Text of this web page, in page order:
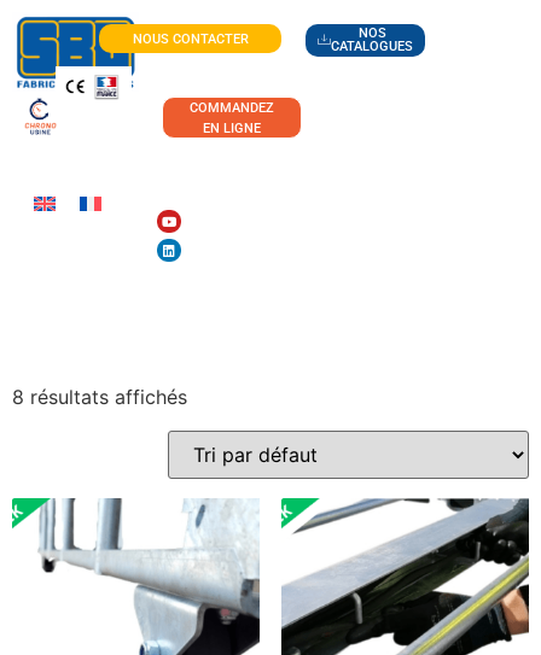
NOUS CONTACTER
NOS
CATALOGUES
COMMANDEZ
EN LIGNE
8 résultats affichés